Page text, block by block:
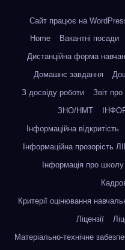
Сайт працює на
Home
Вакантні посади
Дистанційна форма
Домашнє завдання
З досвіду роботи
Звіт про
ЗНО/НМТ
Інформаційна відкритість
Інформаційна прозорість
Інформація про школу
Критерії оцінювання
Ліцензії
Матеріально-технічне